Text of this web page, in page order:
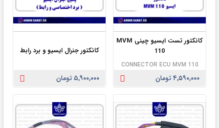
کانکتور تست ایسیو چینی MVM
110
CONNECTOR ECU MVM 110
۴,۵۹۰,۰۰۰ تومان
کانکتور جنرال ایسیو و برد رابط
۵,۹۰۰,۰۰۰ تومان